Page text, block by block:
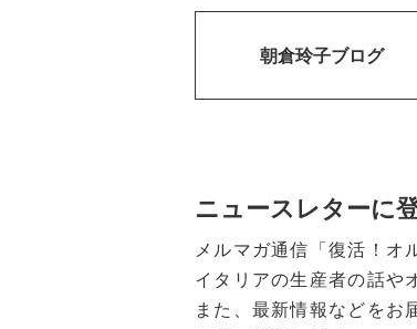
朝倉玲子ブログ
ニュースレターに
メルマガ通信「復活！オ
イタリアの生産者の話や
また、最新情報などをお